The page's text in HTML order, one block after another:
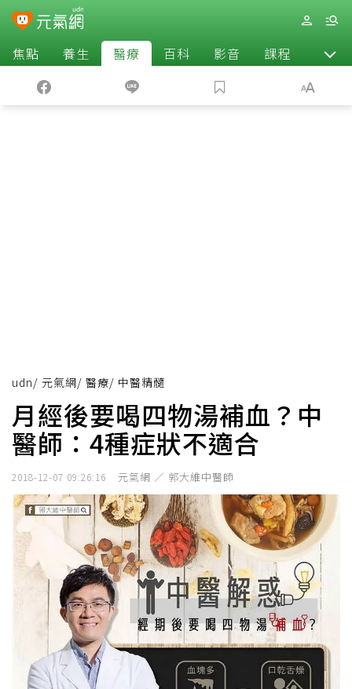
焦點 養生 醫療 百科 影音 課程 退休
udn/ 元氣網/ 醫療/ 中醫精髓
月經後要喝四物湯補血？中
醫師：4種症狀不適合
2018-12-07 09:26:16 元氣網 ／ 郭大維中醫師